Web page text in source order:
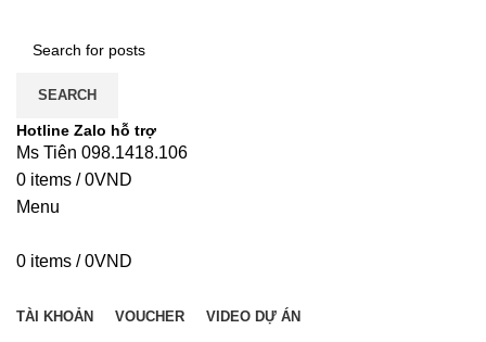
SEARCH
Hotline Zalo hỗ trợ
Ms Tiên 098.1418.106
0 items / 0VND
Menu
0 items / 0VND
TÀI KHOẢN VOUCHER VIDEO DỰ ÁN